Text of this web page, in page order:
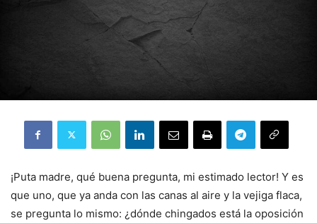
¡Puta madre, qué buena pregunta, mi estimado lector! Y es
que uno, que ya anda con las canas al aire y la vejiga flaca,
se pregunta lo mismo: ¿dónde chingados está la oposición